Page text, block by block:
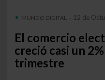
MUNDO DIGITAL - 12 de
El comercio
creció casi un
trimestre